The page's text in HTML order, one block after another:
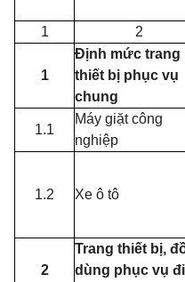
1
2
1
Định mức trang
thiết bị phục vụ
chung
1.1
Máy giặt công
nghiệp
1.2 Xe ô tô
2
Trang thiết bị,
dùng phục vụ